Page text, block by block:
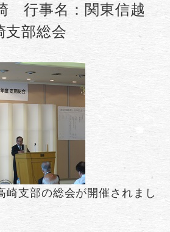
行事名：関東信越
支部総会
崎支部の総会が開催されまし